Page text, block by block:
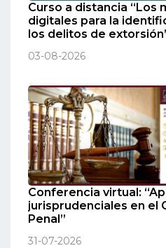
Curso a distancia “Los
digitales para la
los delitos de
03-08-2026
Conferencia virtual:
jurisprudenciales en el
Penal”
31-07-2026